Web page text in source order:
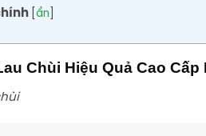
ẩn
Chùi Hiệu Quả Cao Cấp